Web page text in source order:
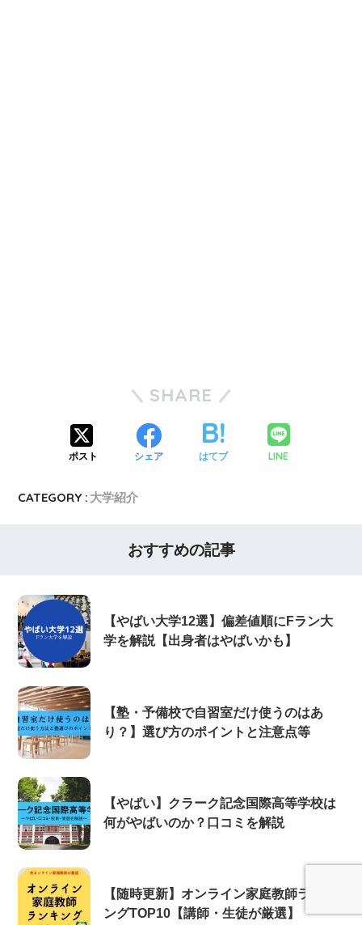
SHARE
ポスト シェア はてブ LINE
CATEGORY : 大学紹介
おすすめの記事
【やばい大学12選】偏差値順にFラン大
学を解説【出身者はやばいかも】
【塾・予備校で自習室だけ使うのはあ
り？】選び方のポイントと注意点等
【やばい】クラーク記念国際高等学校は
何がやばいのか？口コミを解説
【随時更新】オンライン家庭教師ランキ
ングTOP10【講師・生徒が厳選】